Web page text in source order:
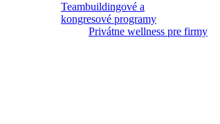
Teambuildingové a
kongresové programy
Privátne wellness pre firmy